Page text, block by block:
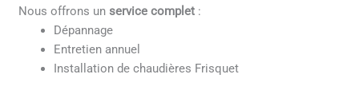
Nous offrons unservice complet :
Dépannage
Entretien annuel
Installation de chaudières Frisquet